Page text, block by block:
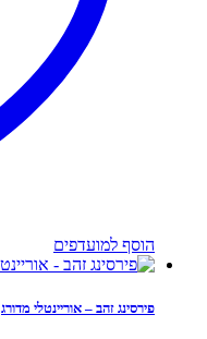
הוסף למועדפים
פירסינג זהב – אוריינטלי מדורג